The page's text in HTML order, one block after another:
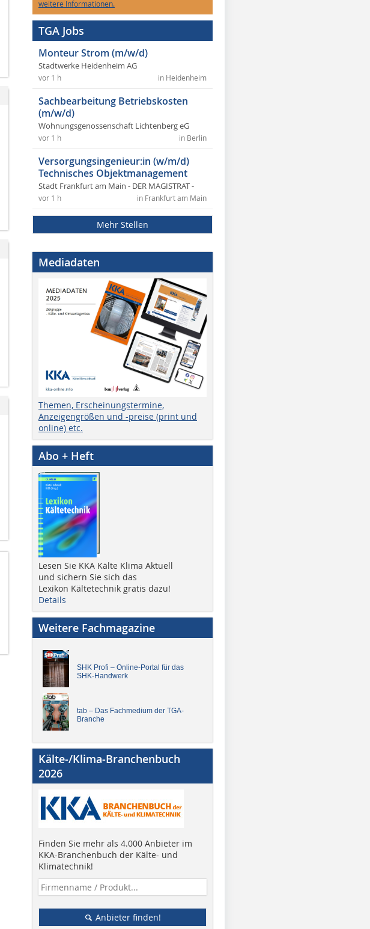
weitere Informationen.
TGA Jobs
Monteur Strom (m/w/d)
Stadtwerke Heidenheim AG
in Heidenheim
vor 1 h
Sachbearbeitung Betriebskosten
(m/w/d)
Wohnungsgenossenschaft Lichtenberg eG
in Berlin
vor 1 h
Versorgungsingenieur:in (w/m/d)
Technisches Objektmanagement
Stadt Frankfurt am Main - DER MAGISTRAT -
in Frankfurt am Main
vor 1 h
Mehr Stellen
Mediadaten
Themen, Erscheinungstermine,
Anzeigengrößen und -preise (print und
online) etc.
Abo + Heft
Lesen Sie KKA Kälte Klima Aktuell
und sichern Sie sich das
Lexikon Kältetechnik gratis dazu!
Details
Weitere Fachmagazine
SHK Profi – Online-Portal für das
SHK-Handwerk
tab – Das Fachmedium der TGA-
Branche
Kälte-/Klima-Branchenbuch
2026
Finden Sie mehr als 4.000 Anbieter im
KKA-Branchenbuch der Kälte- und
Klimatechnik!
Anbieter finden!